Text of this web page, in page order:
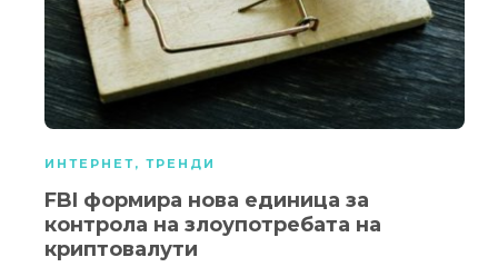
ИНТЕРНЕТ, ТРЕНДИ
FBI формира нова единица за
контрола на злоупотребата на
криптовалути